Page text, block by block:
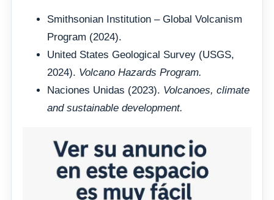
Smithsonian Institution – Global Volcanism
Program (2024).
United States Geological Survey (USGS,
2024). Volcano Hazards Program.
Naciones Unidas (2023). Volcanoes, climate
and sustainable development.